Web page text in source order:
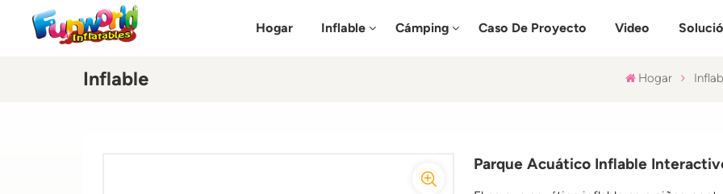
Hogar Inflable Cámping Caso De Proyecto Video
Inflable Hogar
Parque Acuático Inflable